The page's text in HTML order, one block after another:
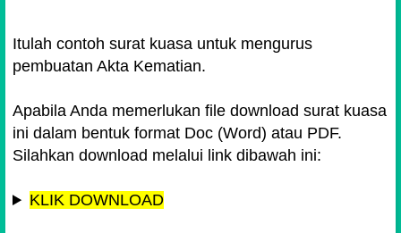
Itulah contoh surat kuasa untuk mengurus
pembuatan Akta Kematian.
Apabila Anda memerlukan file download surat kuasa
ini dalam bentuk format Doc (Word) atau PDF.
Silahkan download melalui link dibawah ini:
KLIK DOWNLOAD